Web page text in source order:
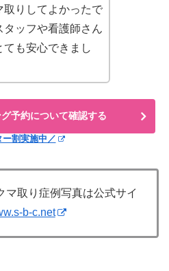
取りしてよかったで
ッフや看護師さん
も安心できまし
予約について確認する
ー割実施中／
マ取り症例写真は公式サイ
b-c.net